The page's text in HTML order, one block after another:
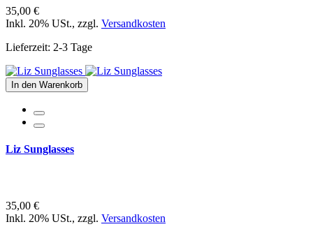
35,00 €
Inkl. 20% USt., zzgl. Versandkosten
Lieferzeit: 2-3 Tage
In den Warenkorb
Liz Sunglasses
35,00 €
Inkl. 20% USt., zzgl. Versandkosten